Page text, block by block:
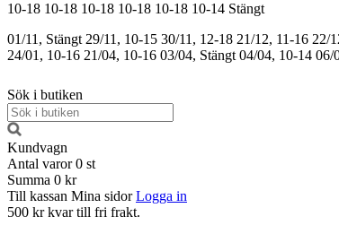
10-18 10-18 10-18 10-18 10-18 10-14 Stängt
01/11, Stängt 29/11, 10-15 30/11, 12-18 21/12, 11-16 22/
24/01, 10-16 21/04, 10-16 03/04, Stängt 04/04, 10-14 06/
Sök i butiken
Kundvagn
Antal varor 0 st
Summa 0 kr
Till kassan Mina sidor Logga in
500 kr kvar till fri frakt.